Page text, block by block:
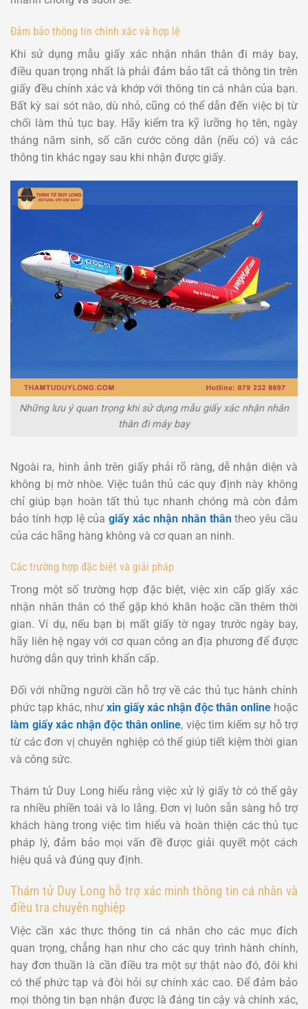
Đảm bảo thông tin chính xác và hợp lệ
Khi sử dụng mẫu giấy xác nhận nhân thân đi máy bay,
điều quan trọng nhất là phải đảm bảo tất cả thông tin trên
giấy đều chính xác và khớp với thông tin cá nhân của bạn.
Bất kỳ sai sót nào, dù nhỏ, cũng có thể dẫn đến việc bị từ
chối làm thủ tục bay. Hãy kiểm tra kỹ lưỡng họ tên, ngày
tháng năm sinh, số căn cước công dân (nếu có) và các
thông tin khác ngay sau khi nhận được giấy.
Những lưu ý quan trọng khi sử dụng mẫu giấy xác nhận nhân
thân đi máy bay
Ngoài ra, hình ảnh trên giấy phải rõ ràng, dễ nhận diện và
không bị mờ nhòe. Việc tuân thủ các quy định này không
chỉ giúp bạn hoàn tất thủ tục nhanh chóng mà còn đảm
bảo tính hợp lệ củagiấy xác nhận nhân thântheo yêu cầu
của các hãng hàng không và cơ quan an ninh.
Các trường hợp đặc biệt và giải pháp
Trong một số trường hợp đặc biệt, việc xin cấp giấy xác
nhận nhân thân có thể gặp khó khăn hoặc cần thêm thời
gian. Ví dụ, nếu bạn bị mất giấy tờ ngay trước ngày bay,
hãy liên hệ ngay với cơ quan công an địa phương để được
hướng dẫn quy trình khẩn cấp.
Đối với những người cần hỗ trợ về các thủ tục hành chính
phức tạp khác, như xin giấy xác nhận độc thân online hoặc
làm giấy xác nhận độc thân online, việc tìm kiếm sự hỗ trợ
từ các đơn vị chuyên nghiệp có thể giúp tiết kiệm thời gian
và công sức.
Thám tử Duy Long hiểu rằng việc xử lý giấy tờ có thể gây
ra nhiều phiền toái và lo lắng. Đơn vị luôn sẵn sàng hỗ trợ
khách hàng trong việc tìm hiểu và hoàn thiện các thủ tục
pháp lý, đảm bảo mọi vấn đề được giải quyết một cách
hiệu quả và đúng quy định.
Thám tử Duy Long hỗ trợ xác minh thông tin cá nhân và
điều tra chuyên nghiệp
Việc cần xác thực thông tin cá nhân cho các mục đích
quan trọng, chẳng hạn như cho các quy trình hành chính,
hay đơn thuần là cần điều tra một sự thật nào đó, đôi khi
có thể phức tạp và đòi hỏi sự chính xác cao. Để đảm bảo
mọi thông tin bạn nhận được là đáng tin cậy và chính xác,